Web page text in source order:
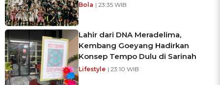
Bola | 23:35 WIB
Lahir dari DNA Meradelima,
Kembang Goeyang Hadirkan
Konsep Tempo Dulu di Sarinah
Lifestyle | 23:10 WIB